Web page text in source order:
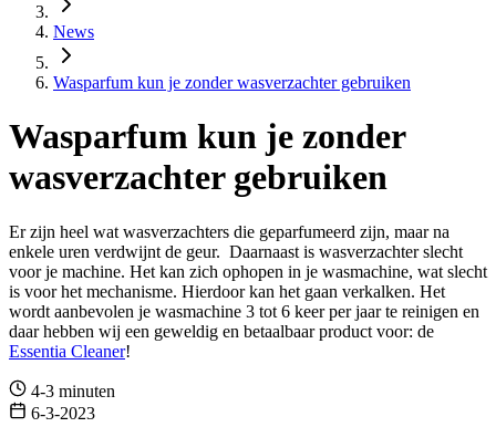
News
Wasparfum kun je zonder wasverzachter gebruiken
Wasparfum kun je zonder
wasverzachter gebruiken
Er zijn heel wat wasverzachters die geparfumeerd zijn, maar na
enkele uren verdwijnt de geur. Daarnaast is wasverzachter slecht
voor je machine. Het kan zich ophopen in je wasmachine, wat slecht
is voor het mechanisme. Hierdoor kan het gaan verkalken. Het
wordt aanbevolen je wasmachine 3 tot 6 keer per jaar te reinigen en
daar hebben wij een geweldig en betaalbaar product voor: de
Essentia Cleaner!
4-3 minuten
6-3-2023